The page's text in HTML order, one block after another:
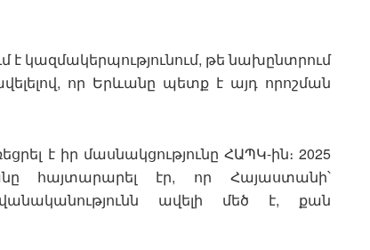
է կազմակերպությունում, թե նախընտրում
որ Երևանը պետք է այդ որոշման
է իր մասնակցությունը ՀԱՊԿ-ին։ 2025
հայտարարել էր, որ Հայաստանի՝
ավելի մեծ է, քան